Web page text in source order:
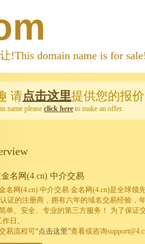
!This domain name is for sale!
请点击这里提供您的报价
name please click here to make an offer.
名网(4.cn) 中介交易
名网(4.cn) 中介交易 金名网(4.cn)是全球领
认证的注册商，拥有六年的域名交易经验，
单、安全、专业的第三方服务！ 为了保证
日。
易流程可“点击这里”查看或咨询